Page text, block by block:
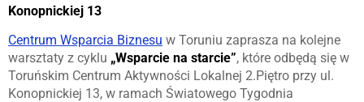
Konopnickiej 13
Centrum Wsparcia Biznesu w Toruniu zaprasza na kolejne
warsztaty z cyklu „Wsparcie na starcie”, które odbędą się w
Toruńskim Centrum Aktywności Lokalnej 2.Piętro przy ul.
Konopnickiej 13, w ramach Światowego Tygodnia